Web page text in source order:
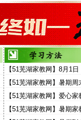
【51芜湖家教网】8月1日
场“家教”演讲面向家长和
【51芜湖家教网】暑期周
费去听“家教大讲堂”
【51芜湖家教网】爱心家
出感人故事 “小老师”讲13
【51芜湖家教网】暑期家